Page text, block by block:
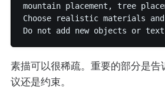
mountain placement, tree
Choose realistic materials
素描可以很稀疏。重要的部分是告
议还是约束。